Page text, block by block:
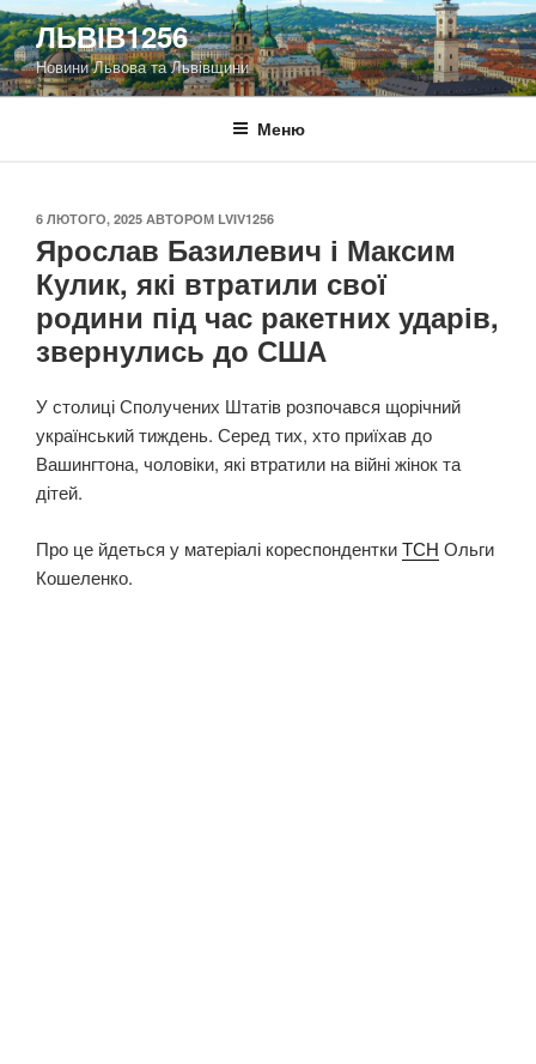
Перейти
до
вмісту
ЛЬВІВ1256
Новини Львова та Львівщини
Меню
ОПУБЛІКОВАНО
6 ЛЮТОГО, 2025 АВТОРОМ LVIV1256
Ярослав Базилевич і Максим
Кулик, які втратили свої
родини під час ракетних ударів,
звернулись до США
У столиці Сполучених Штатів розпочався щорічний
український тиждень. Серед тих, хто приїхав до
Вашингтона, чоловіки, які втратили на війні жінок та
дітей.
Про це йдеться у матеріалі кореспонденткиТСН Ольги
Кошеленко.